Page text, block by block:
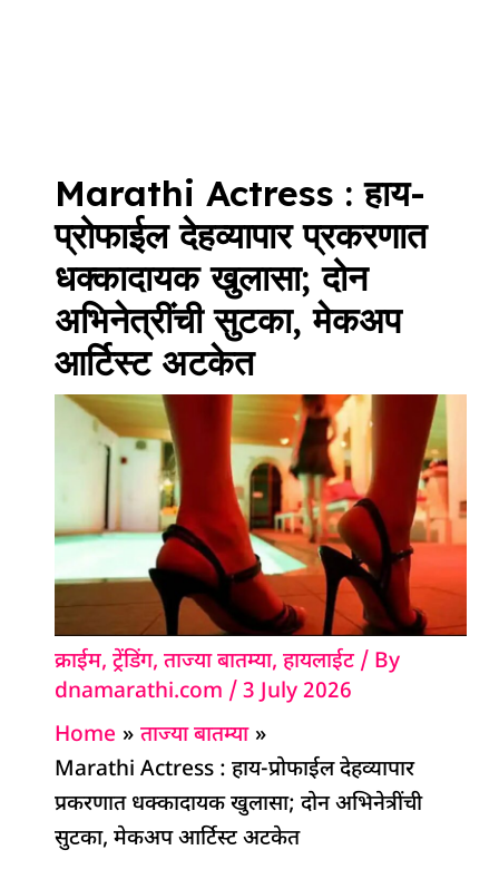
Marathi Actress : हाय-
प्रोफाईल देहव्यापार प्रकरणात
धक्कादायक खुलासा; दोन
अभिनेत्रींची सुटका, मेकअप
आर्टिस्ट अटकेत
क्राईम,ट्रेंडिंग,ताज्या बातम्या,हायलाईट/ By
dnamarathi.com /3 July 2026
Home
ताज्या बातम्या
Marathi Actress : हाय-प्रोफाईल देहव्यापार
प्रकरणात धक्कादायक खुलासा; दोन अभिनेत्रींची
सुटका, मेकअप आर्टिस्ट अटकेत